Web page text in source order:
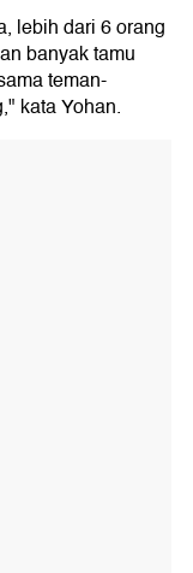
lebih dari 6 orang
banyak tamu
teman-
kata Yohan.